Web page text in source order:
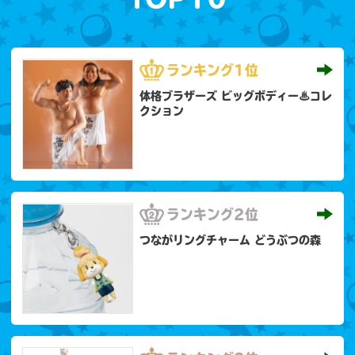
ランキング1位
体格ブラザーズ ビッグボディー♨コレ
クション
ランキング2位
つながリングチャーム どうぶつの森